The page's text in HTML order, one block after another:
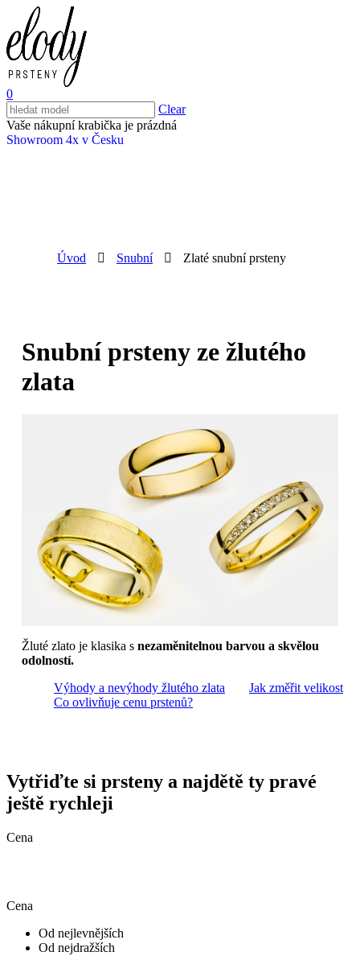
0
Clear
Vaše nákupní krabička je prázdná
Showroom 4x v Česku
Úvod Snubní Zlaté snubní prsteny
Snubní prsteny ze žlutého
zlata
Žluté zlato je klasika s nezaměnitelnou barvou a skvělou
odolností.
Výhody a nevýhody žlutého zlata
Jak změřit velikost
Co ovlivňuje cenu prstenů?
Vytřiďte si prsteny a najdětě ty pravé
ještě rychleji
Cena
Cena
Od nejlevnějších
Od nejdražších